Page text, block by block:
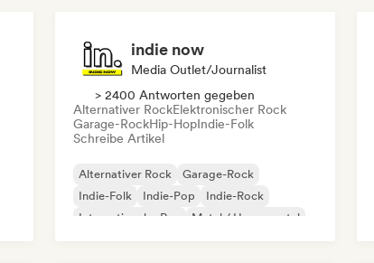
indie now
Media Outlet/Journalist
> 2400 Antworten gegeben
Alternativer RockElektronischer Rock
Garage-RockHip-HopIndie-Folk
Schreibe Artikel
Alternativer Rock
Garage-Rock
Indie-Folk
Indie-Pop
Indie-Rock
Internationaler Rap
Metal / Heavy metal